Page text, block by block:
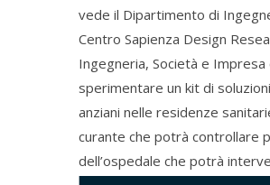
vede il Dipartimento di
Centro Sapienza Design
Ingegneria, Società e
sperimentare un kit di
anziani nelle residenze
curante che potrà controllare
dell’ospedale che potrà